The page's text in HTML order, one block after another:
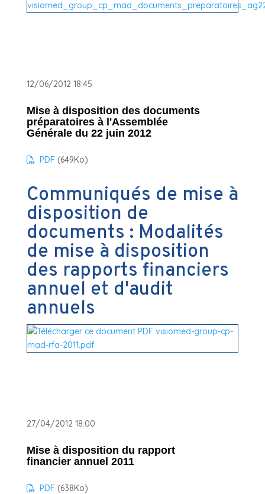
12/06/2012 18:45
Mise à disposition des documents
préparatoires à l'Assemblée
Générale du 22 juin 2012
PDF (649Ko)
Communiqués de mise à
disposition de
documents : Modalités
de mise à disposition
des rapports financiers
annuel et d'audit
annuels
27/04/2012 18:00
Mise à disposition du rapport
financier annuel 2011
PDF (638Ko)